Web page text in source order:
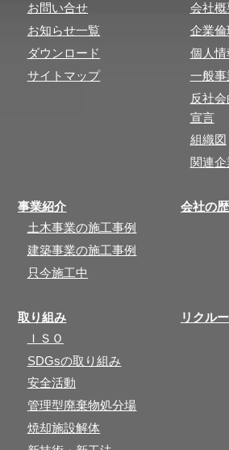
お問い合せ
お知らせ一覧
ダウンロード
サイトマップ
会社概
企業
個人
一般
反社
宣言
組織図
関連企
事業紹介
土木事業の施工事例
建築事業の施工事例
只今施工中
会社の
取り組み
ＩＳＯ
SDGsの取り組み
安全活動
管理型廃棄物処分場
焼却施設解体
リクル